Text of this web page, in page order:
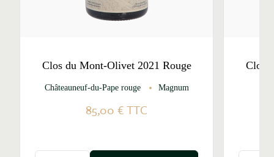
Clos du Mont-Olivet 2021 Rouge
Châteauneuf-du-Pape rouge Magnum
85,00 €TTC
Clos